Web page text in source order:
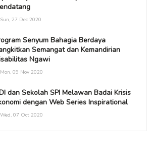
Sun, 27 Dec 2020
Senyum Bahagia Berdaya
Semangat dan Kemandirian
Ngawi
Mon, 09 Nov 2020
dan Sekolah SPI Melawan Badai Krisis
dengan Web Series Inspirational
Wed, 07 Oct 2020